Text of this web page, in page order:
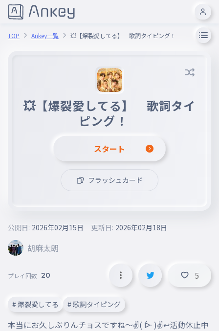
TOP Ankey一覧 💥【爆裂愛してる】 歌詞タイピング！
💥【爆裂愛してる】 歌詞タイ
ピング！
スタート
フラッシュカード
胡麻太朗
公開日: 2026年02月15日 更新日: 2026年02月18日
プレイ回数 20 5
# 爆裂愛してる # 歌詞タイピング
本当にお久しぶりんチョスですね〜✌( ᐕ )✌↩活動休止中